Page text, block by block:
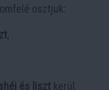
osztjuk:
,
és liszt kerül.